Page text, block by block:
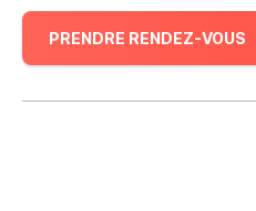
PRENDRE RENDEZ-VOUS